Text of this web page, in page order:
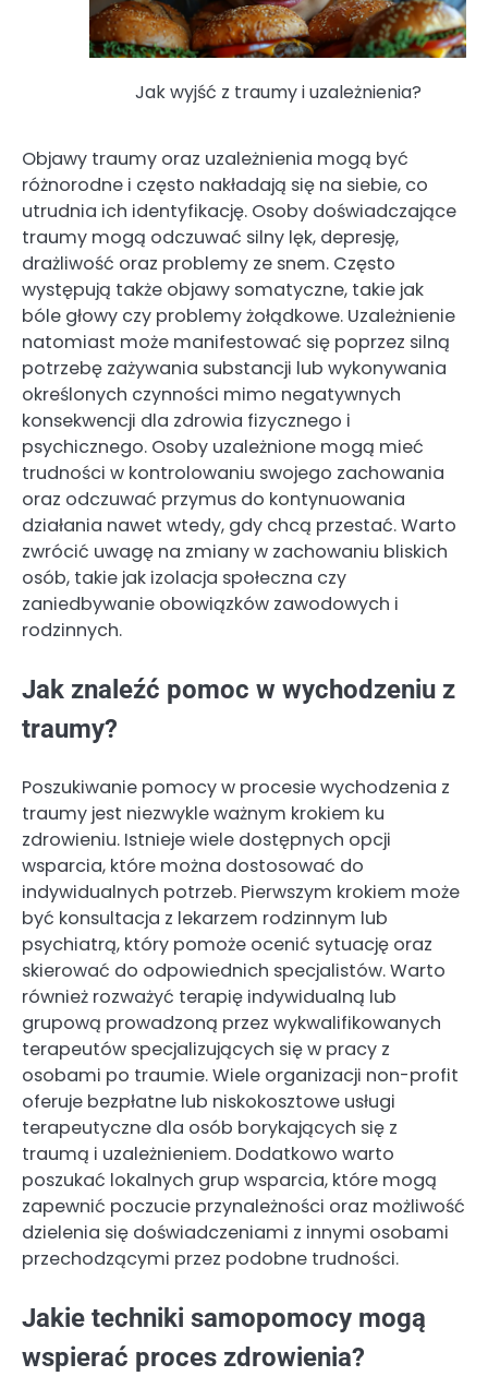
Jak wyjść z traumy i uzależnienia?
Objawy traumy oraz uzależnienia mogą być
różnorodne i często nakładają się na siebie, co
utrudnia ich identyfikację. Osoby doświadczające
traumy mogą odczuwać silny lęk, depresję,
drażliwość oraz problemy ze snem. Często
występują także objawy somatyczne, takie jak
bóle głowy czy problemy żołądkowe. Uzależnienie
natomiast może manifestować się poprzez silną
potrzebę zażywania substancji lub wykonywania
określonych czynności mimo negatywnych
konsekwencji dla zdrowia fizycznego i
psychicznego. Osoby uzależnione mogą mieć
trudności w kontrolowaniu swojego zachowania
oraz odczuwać przymus do kontynuowania
działania nawet wtedy, gdy chcą przestać. Warto
zwrócić uwagę na zmiany w zachowaniu bliskich
osób, takie jak izolacja społeczna czy
zaniedbywanie obowiązków zawodowych i
rodzinnych.
Jak znaleźć pomoc w wychodzeniu z
traumy?
Poszukiwanie pomocy w procesie wychodzenia z
traumy jest niezwykle ważnym krokiem ku
zdrowieniu. Istnieje wiele dostępnych opcji
wsparcia, które można dostosować do
indywidualnych potrzeb. Pierwszym krokiem może
być konsultacja z lekarzem rodzinnym lub
psychiatrą, który pomoże ocenić sytuację oraz
skierować do odpowiednich specjalistów. Warto
również rozważyć terapię indywidualną lub
grupową prowadzoną przez wykwalifikowanych
terapeutów specjalizujących się w pracy z
osobami po traumie. Wiele organizacji non-profit
oferuje bezpłatne lub niskokosztowe usługi
terapeutyczne dla osób borykających się z
traumą i uzależnieniem. Dodatkowo warto
poszukać lokalnych grup wsparcia, które mogą
zapewnić poczucie przynależności oraz możliwość
dzielenia się doświadczeniami z innymi osobami
przechodzącymi przez podobne trudności.
Jakie techniki samopomocy mogą
wspierać proces zdrowienia?